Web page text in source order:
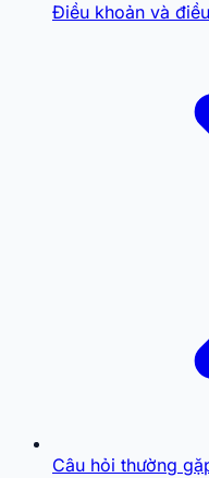
Điều khoản và
Câu hỏi thường